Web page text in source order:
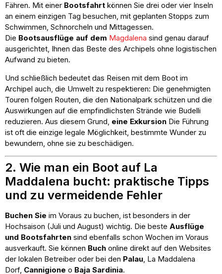
Fähren. Mit einer Bootsfahrt können Sie drei oder vier Inseln
an einem einzigen Tag besuchen, mit geplanten Stopps zum
Schwimmen, Schnorcheln und Mittagessen.
Die Bootsausflüge auf dem Magdalena sind genau darauf
ausgerichtet, Ihnen das Beste des Archipels ohne logistischen
Aufwand zu bieten.
Und schließlich bedeutet das Reisen mit dem Boot im
Archipel auch, die Umwelt zu respektieren: Die genehmigten
Touren folgen Routen, die den Nationalpark schützen und die
Auswirkungen auf die empfindlichsten Strände wie Budelli
reduzieren. Aus diesem Grund, eine Exkursion Die Führung
ist oft die einzige legale Möglichkeit, bestimmte Wunder zu
bewundern, ohne sie zu beschädigen.
2. Wie man ein Boot auf La
Maddalena bucht: praktische Tipps
und zu vermeidende Fehler
Buchen Sie im Voraus zu buchen, ist besonders in der
Hochsaison (Juli und August) wichtig. Die beste Ausflüge
und Bootsfahrten sind ebenfalls schon Wochen im Voraus
ausverkauft. Sie können Buch online direkt auf den Websites
der lokalen Betreiber oder bei den Palau, La Maddalena
Dorf, Cannigione o Baja Sardinia.